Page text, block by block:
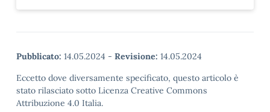
Pubblicato: 14.05.2024 - Revisione: 14.05.2024
Eccetto dove diversamente specificato, questo articolo è
stato rilasciato sotto Licenza Creative Commons
Attribuzione 4.0 Italia.